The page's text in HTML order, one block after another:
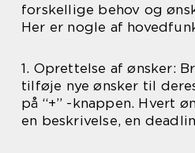
forskellige behov og
Her er nogle af
1. Oprettelse af ønsker:
tilføje nye ønsker til
på “+” -knappen. Hvert
en beskrivelse, en